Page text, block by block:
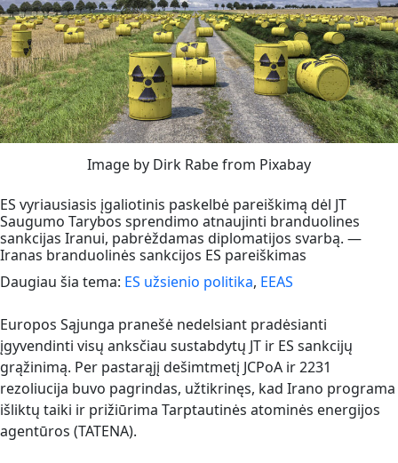
Image by Dirk Rabe from Pixabay
ES vyriausiasis įgaliotinis paskelbė pareiškimą dėl JT
Saugumo Tarybos sprendimo atnaujinti branduolines
sankcijas Iranui, pabrėždamas diplomatijos svarbą. —
Iranas branduolinės sankcijos ES pareiškimas
Daugiau šia tema: ES užsienio politika, EEAS
Europos Sąjunga pranešė nedelsiant pradėsianti
įgyvendinti visų anksčiau sustabdytų JT ir ES sankcijų
grąžinimą. Per pastarąjį dešimtmetį JCPoA ir 2231
rezoliucija buvo pagrindas, užtikrinęs, kad Irano programa
išliktų taiki ir prižiūrima Tarptautinės atominės energijos
agentūros (TATENA).